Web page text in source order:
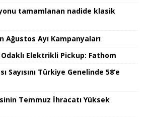
tamamlanan nadide klasik
Ağustos Ayı Kampanyaları
Elektrikli Pickup: Fathom
Sayısını Türkiye Genelinde 58’e
Temmuz İhracatı Yüksek